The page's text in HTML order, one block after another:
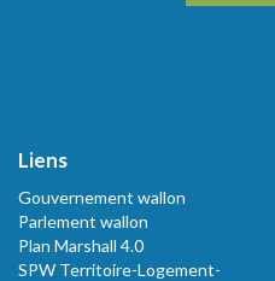
Liens
Gouvernement wallon
Parlement wallon
Plan Marshall 4.0
SPW Territoire-Logement-